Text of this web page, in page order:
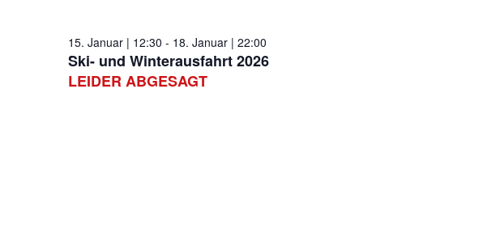
Ski- und Winterausfahrt 2026
LEIDER ABGESAGT
15. Januar | 12:30 - 18. Januar | 22:00